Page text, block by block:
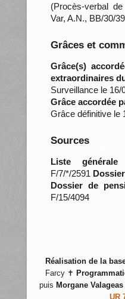
(Procès-verbal
Var, A.N., BB/30/
Grâces et
Grâce(s)
extraordinaires
Surveillance le 16/
Grâce accordée
Grâce définitive le
Sources
Liste
F/7/*/2591
Dossier de
F/15/4094
Réalisation de la
Farcy ✝
puis Morgane Valageas
UR